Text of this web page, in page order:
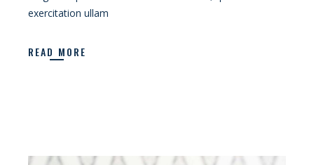
exercitation ullam
READ MORE